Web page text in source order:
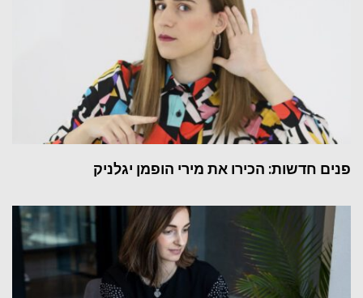
פנים חדשות: הכירו את מירי הופמן יגלניק